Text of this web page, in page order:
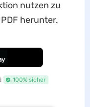
nutzen zu
herunter.
100% sicher